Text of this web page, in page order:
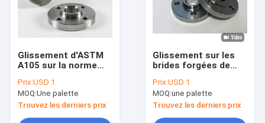
Glissement d'ASTM
A105 sur la norme
1/2 » - 24" classe
150lb - 2500lb/Sq.In
rf de brides
Prix:USD 1
MOQ:Une palette
Trouvez les derniers prix
Glissement sur les
brides forgées de
des brides D-SO-
Class150-DN20/25 rf
Prix:USD 1
MOQ:une palette
Trouvez les derniers prix